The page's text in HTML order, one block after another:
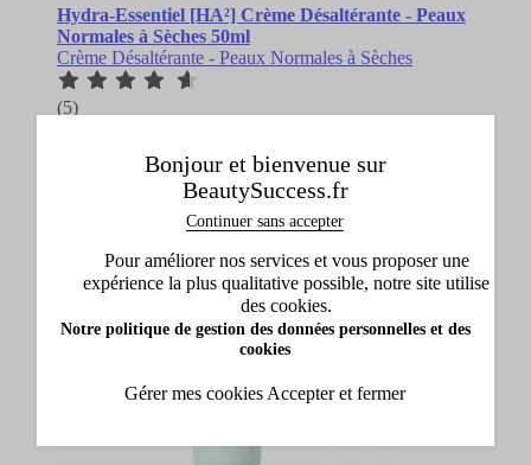
Hydra-Essentiel [HA²] Crème Désaltérante - Peaux
Normales à Sèches 50ml
Crème Désaltérante - Peaux Normales à Sèches
(5)
Bonjour et bienvenue sur
BeautySuccess.fr
Continuer sans accepter
Pour améliorer nos services et vous proposer une
expérience la plus qualitative possible, notre site utilise
des cookies.
Notre politique de gestion des données personnelles et des
cookies
Gérer mes cookies Accepter et fermer